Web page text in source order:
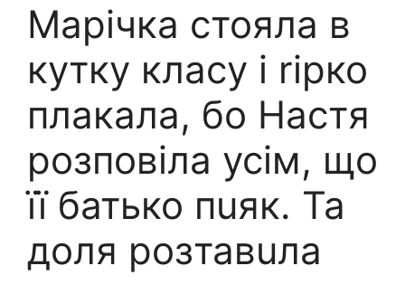
Марічка стояла в
кутку класу і rірко
плакала, бо Настя
розповіла усім, що
її батько пuяк. Та
доля розтавuла